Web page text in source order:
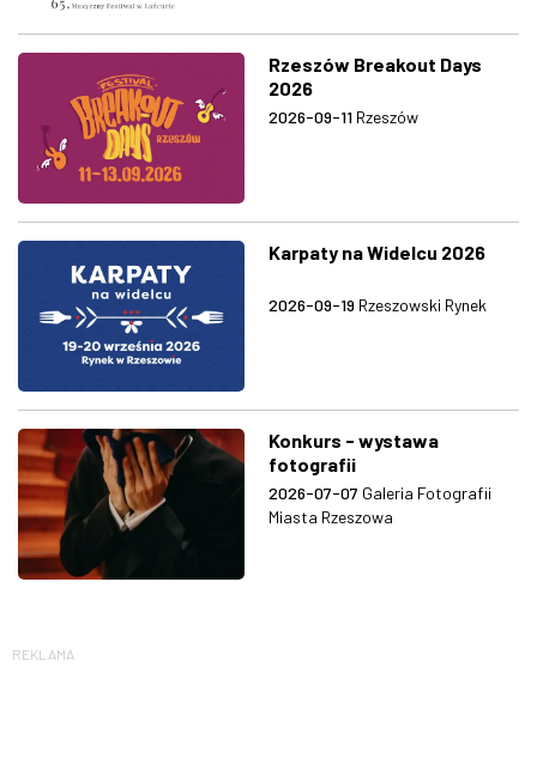
Rzeszów Breakout Days
2026
2026-09-11 Rzeszów
Karpaty na Widelcu 2026
2026-09-19 Rzeszowski Rynek
Konkurs - wystawa
fotografii
2026-07-07 Galeria Fotografii
Miasta Rzeszowa
REKLAMA